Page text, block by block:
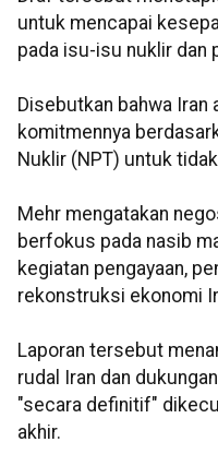
untuk mencapai
pada isu-isu nuklir dan
Disebutkan bahwa Iran
komitmennya
Nuklir (NPT) untuk
Mehr mengatakan
berfokus pada nasib
kegiatan pengayaan,
rekonstruksi ekonomi
Laporan tersebut
rudal Iran dan
"secara definitif"
akhir.